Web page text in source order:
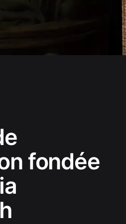
fondée